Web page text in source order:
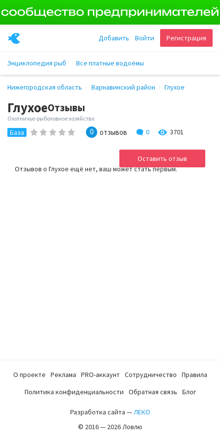
Регистрация
Войти
Добавить
Энциклопедия рыб Все платные водоёмы
Нижегородская область Варнавинский район Глухое
ГлухоеОтзывы
Охотничье-рыболовное хозяйство
База 0 отзывов 0 3701
Отзывов о Глухое ещё нет, ваш может стать первым.
Оставить отзыв
О проекте Реклама PRO-аккаунт Сотрудничество
Правила
Политика конфиденциальности
Обратная связь Блог
Разработка сайта —ЛЕКО
© 2016 — 2026 Ловлю